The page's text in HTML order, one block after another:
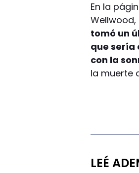
En la
tomó un
que sería
con la
la muerte
LEÉ